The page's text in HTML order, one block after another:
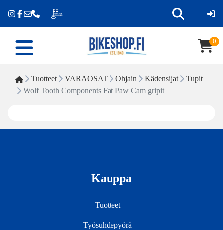
0
Tuotteet VARAOSAT Ohjain Kädensijat
Tupit
Wolf Tooth Components Fat Paw Cam gripit
Kauppa
Tuotteet
Työsuhdepyörä